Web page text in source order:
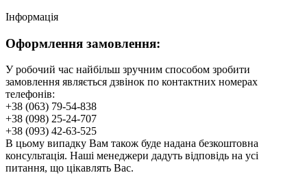
Інформація
Оформлення замовлення:
У робочий час найбільш зручним способом зробити
замовлення являється дзвінок по контактних номерах
телефонів:
+38 (063) 79-54-838
+38 (098) 25-24-707
+38 (093) 42-63-525
В цьому випадку Вам також буде надана безкоштовна
консультація. Наші менеджери дадуть відповідь на усі
питання, що цікавлять Вас.